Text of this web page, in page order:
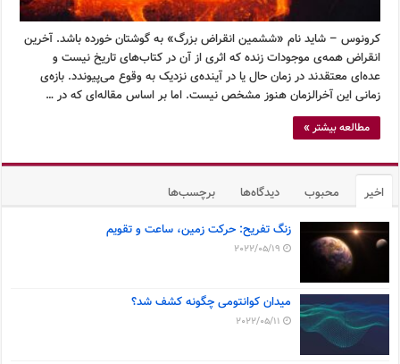
کرونوس – شاید نام «ششمین انقراض بزرگ» به گوشتان خورده باشد. آخرین
انقراض همه‌ی موجودات زنده که اثری از آن در کتاب‌های تاریخ نیست و
عده‌ای معتقدند در زمان حال یا در آینده‌ی نزدیک به وقوع می‌پیوندد. بازه‌ی
زمانی این آخرالزمان هنوز مشخص نیست. اما بر اساس مقاله‌ای که در …
مطالعه بیشتر »
اخیر محبوب دیدگاه‌ها برچسب‌ها
زنگ تفریح: حرکت زمین، ساعت و تقویم
2022/05/19
میدان کوانتومی چگونه کشف شد؟
2022/05/11